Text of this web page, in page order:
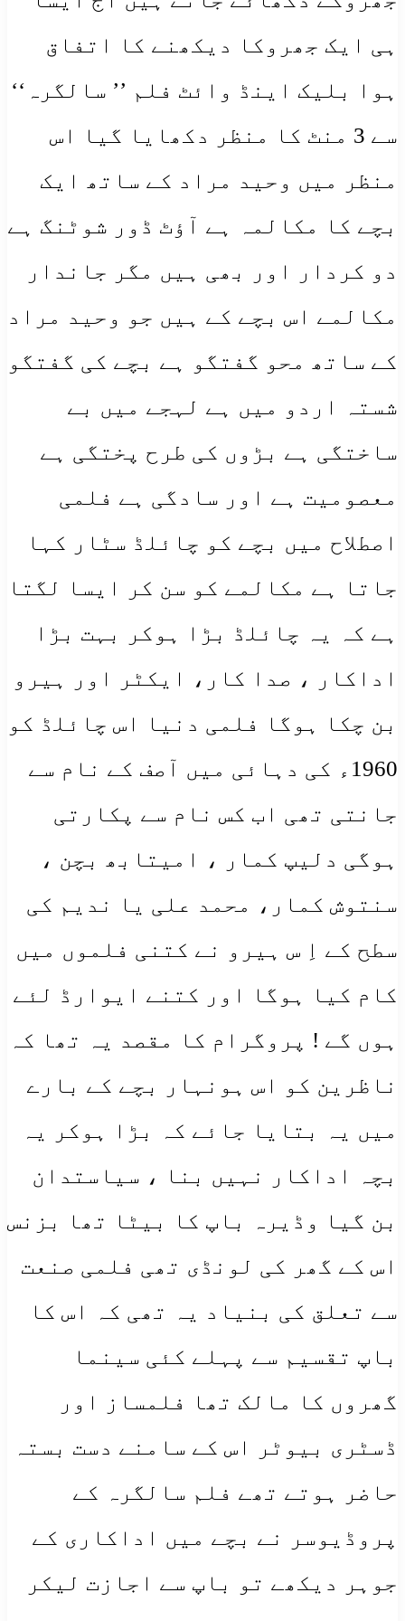
ہی ایک جھروکا دیکھنے کا اتفاق
ہوا بلیک اینڈ وائٹ فلم ’’ سالگرہ‘‘
سے 3 منٹ کا منظر دکھایا گیا اس
منظر میں وحید مراد کے ساتھ ایک
بچے کا مکالمہ ہے آؤٹ ڈور شوٹنگ ہے
دو کردار اور بھی ہیں مگر جاندار
مکالمے اس بچے کے ہیں جو وحید مراد
کے ساتھ محو گفتگو ہے بچے کی گفتگو
شستہ اردو میں ہے لہجے میں بے
ساختگی ہے بڑوں کی طرح پختگی ہے
معصومیت ہے اور سادگی ہے فلمی
اصطلاح میں بچے کو چائلڈ سٹار کہا
جاتا ہے مکالمے کو سن کر ایسا لگتا
ہے کہ یہ چائلڈ بڑا ہوکر بہت بڑا
اداکار ، صدا کار، ایکٹر اور ہیرو
بن چکا ہوگا فلمی دنیا اس چائلڈ کو
1960ء کی دہائی میں آصف کے نام سے
جانتی تھی اب کس نام سے پکارتی
ہوگی دلیپ کمار ، امیتابھ بچن ،
سنتوش کمار، محمد علی یا ندیم کی
سطح کے اِ س ہیرو نے کتنی فلموں میں
کام کیا ہوگا اور کتنے ایوارڈ لئے
ہوں گے ! پروگرام کا مقصد یہ تھا کہ
ناظرین کو اس ہونہار بچے کے بارے
میں یہ بتایا جائے کہ بڑا ہوکر یہ
بچہ اداکار نہیں بنا ، سیاستدان
بن گیا وڈیرہ باپ کا بیٹا تھا بزنس
اس کے گھر کی لونڈی تھی فلمی صنعت
سے تعلق کی بنیاد یہ تھی کہ اس کا
باپ تقسیم سے پہلے کئی سینما
گھروں کا مالک تھا فلمساز اور
ڈسٹری بیوٹر اس کے سامنے دست بستہ
حاضر ہوتے تھے فلم سالگرہ کے
پروڈیوسر نے بچے میں اداکاری کے
جوہر دیکھے تو باپ سے اجازت لیکر